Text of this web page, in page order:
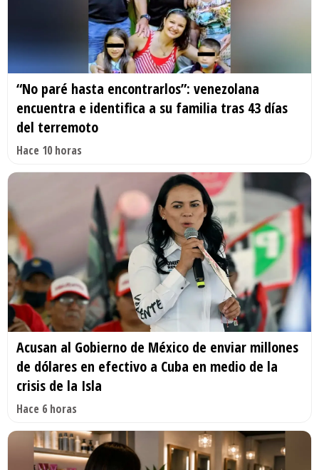
“No paré hasta encontrarlos”: venezolana
encuentra e identifica a su familia tras 43 días
del terremoto
Hace 10 horas
Acusan al Gobierno de México de enviar millones
de dólares en efectivo a Cuba en medio de la
crisis de la Isla
Hace 6 horas